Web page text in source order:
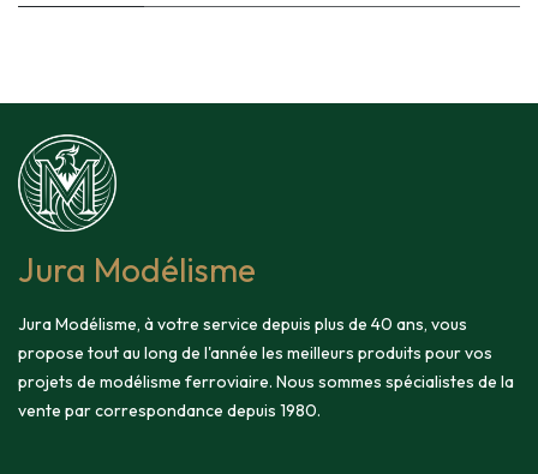
Jura Modélisme
Jura Modélisme, à votre service depuis plus de 40 ans, vous
propose tout au long de l'année les meilleurs produits pour vos
projets de modélisme ferroviaire. Nous sommes spécialistes de la
vente par correspondance depuis 1980.